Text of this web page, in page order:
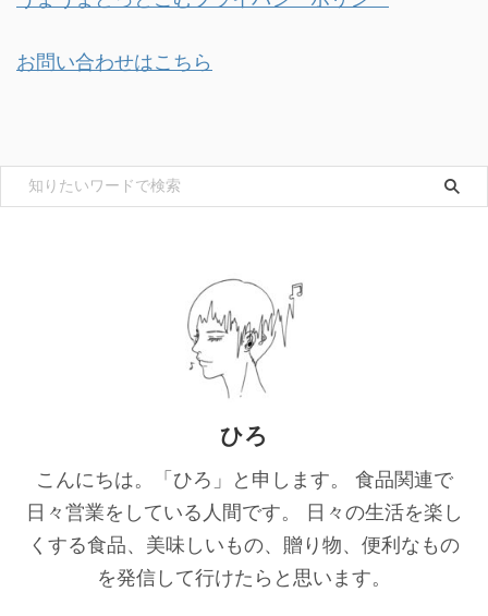
お問い合わせはこちら
ひろ
こんにちは。「ひろ」と申します。 食品関連で
日々営業をしている人間です。 日々の生活を楽し
くする食品、美味しいもの、贈り物、便利なもの
を発信して行けたらと思います。